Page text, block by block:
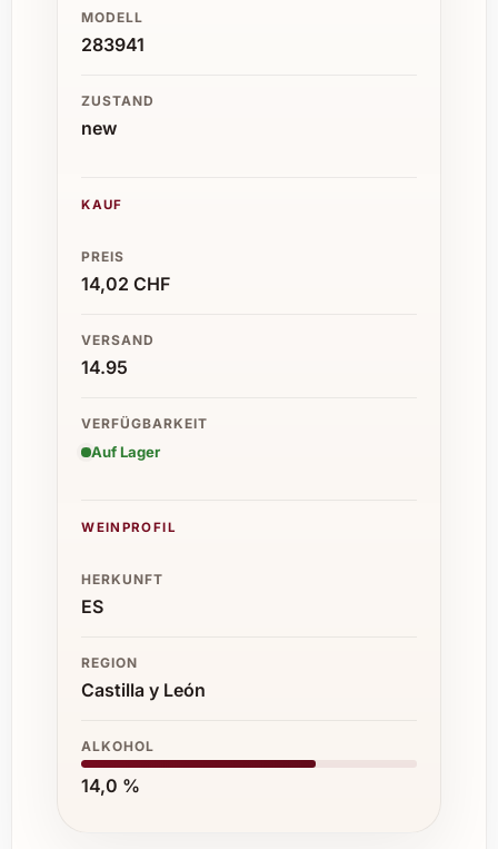
MODELL
283941
ZUSTAND
new
KAUF
PREIS
14,02 CHF
VERSAND
14.95
VERFÜGBARKEIT
Auf Lager
WEINPROFIL
HERKUNFT
ES
REGION
Castilla y León
ALKOHOL
14,0 %